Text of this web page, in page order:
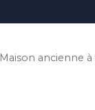
Maison ancienne